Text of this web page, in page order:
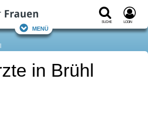
Suche Login
Menü
in Brühl